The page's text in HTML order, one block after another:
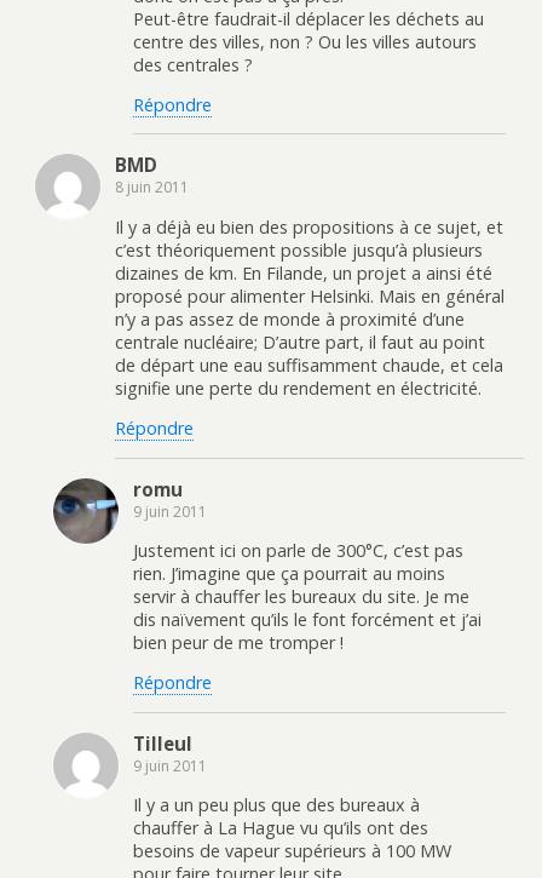
Peut-être faudrait-il déplacer les déchets au
centre des villes, non ? Ou les villes autours
des centrales ?
Répondre
BMD
8 juin 2011
Il y a déjà eu bien des propositions à ce sujet, et
c’est théoriquement possible jusqu’à plusieurs
dizaines de km. En Filande, un projet a ainsi été
proposé pour alimenter Helsinki. Mais en général
n’y a pas assez de monde à proximité d’une
centrale nucléaire; D’autre part, il faut au point
de départ une eau suffisamment chaude, et cela
signifie une perte du rendement en électricité.
Répondre
romu
9 juin 2011
Justement ici on parle de 300°C, c’est pas
rien. J’imagine que ça pourrait au moins
servir à chauffer les bureaux du site. Je me
dis naïvement qu’ils le font forcément et j’ai
bien peur de me tromper !
Répondre
Tilleul
9 juin 2011
Il y a un peu plus que des bureaux à
chauffer à La Hague vu qu’ils ont des
besoins de vapeur supérieurs à 100 MW